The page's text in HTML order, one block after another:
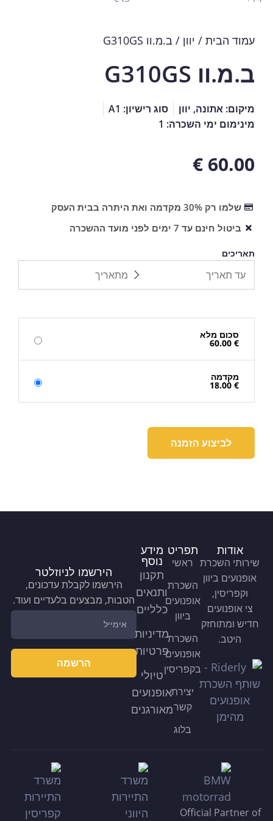
עמוד הבית / יוון / ב.מ.וו G310GS
ב.מ.וו G310GS
מיקום: אתונה, יוון
סוג רישיון: A1
מינימום ימי השכרה: 1
€ 60.00
שלמו רק 30% מקדמה ואת היתרה בבית העסק
ביטול חינם עד 7 ימים לפני מועד ההשכרה
תאריכים
סכום מלא
€
מקדמה
€
לביצוע הזמנה
אודות
שירותי השכרת
אופנועים ביוון
וקפריסין,
צי אופנועים
חדיש ומתוחזק
היטב.
תפריט
ראשי
השכרת
אופנועים
ביוון
השכרת
אופנועים
בקפריסין
יצירת
קשר
בלוג
מידע
נוסף
תקנון
ותנאים
כלליים
מדיניות
פרטיות
טיולי
אופנועים
מאורגנים
הירשמו לניוזלטר
הירשמו לקבלת עדכונים,
הטבות, מבצעים בלעדיים ועוד.
הרשמה
Official Partner of